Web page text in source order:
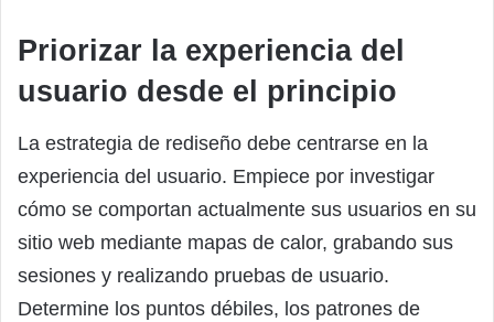
Priorizar la experiencia del
usuario desde el principio
La estrategia de rediseño debe centrarse en la
experiencia del usuario. Empiece por investigar
cómo se comportan actualmente sus usuarios en su
sitio web mediante mapas de calor, grabando sus
sesiones y realizando pruebas de usuario.
Determine los puntos débiles, los patrones de